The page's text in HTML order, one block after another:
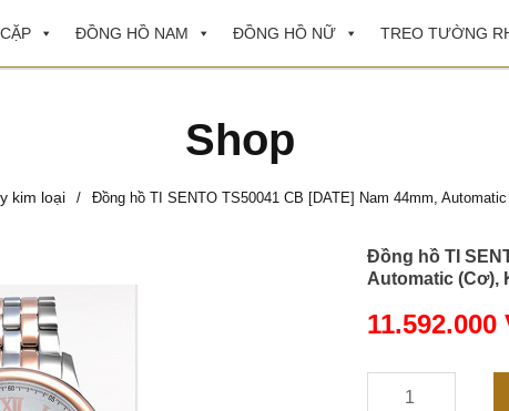
ĐỒNG HỒ NAM ĐỒNG HỒ NỮ TREO TƯỜNG
Shop
kim loại / Đồng hồ TI SENTO TS50041 CB [DATE] Nam 44mm,
Đồng hồ TI
Automatic (Cơ),
11.592.000
Đồng